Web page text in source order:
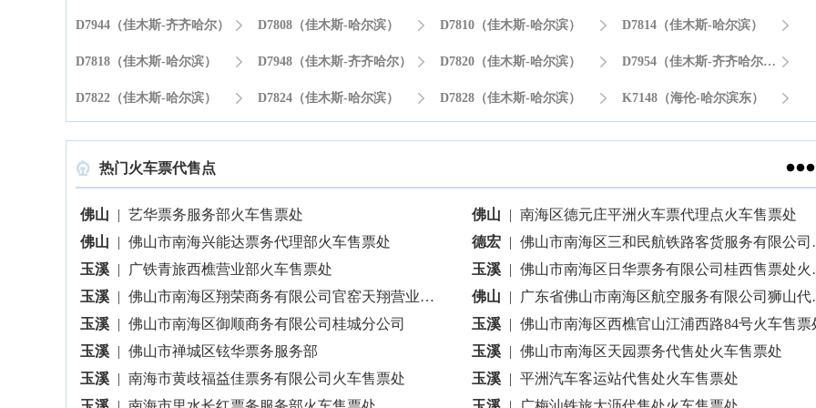
D7944（佳木斯-齐齐哈尔）  D7808（佳木斯-哈尔滨）  D7810（佳木斯-哈尔滨）  D7814（佳木斯-哈尔滨） 
D7818（佳木斯-哈尔滨）  D7948（佳木斯-齐齐哈尔）  D7820（佳木斯-哈尔滨）  D7954（佳木斯-齐齐哈尔南） 
D7822（佳木斯-哈尔滨）  D7824（佳木斯-哈尔滨）  D7828（佳木斯-哈尔滨）  K7148（海伦-哈尔滨东） 
 热门火车票代售点 
佛山 | 艺华票务服务部火车售票处 佛山 | 南海区德元庄平洲火车票代理点火车售票处
佛山
| 佛山市南海兴能达票务代理部火车售票处 德宏 | 佛山市南海区三和民航铁路客货服务有限公司火车售票处
玉溪 | 广铁青旅西樵营业部火车售票处 玉溪 | 佛山市南海区日华票务有限公司桂西售票处火车售票处
玉溪 | 佛山市南海区翔荣商务有限公司官窑天翔营业部火车售票处 佛山 |
广东省佛山市南海区航空服务有限公司狮山代理处
玉溪 | 佛山市南海区御顺商务有限公司桂城分公司 玉溪 | 佛山市南海区西樵官山江浦西路84号火车售票
玉溪 | 佛山市禅城区铉华票务服务部 玉溪 | 佛山市南海区天园票务代售处火车售票处
玉溪 | 南海市黄歧福益佳票务有限公司火车售票处 玉溪 | 平洲汽车客运站代售处火车售票处